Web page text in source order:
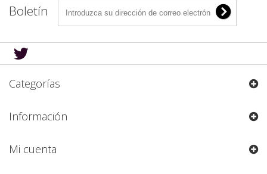
Boletín
Categorías
Información
Mi cuenta